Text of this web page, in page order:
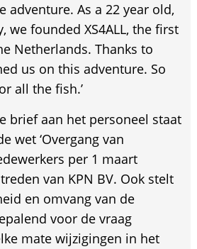
adventure. As a 22 year old,
we founded XS4ALL, the first
Netherlands. Thanks to
us on this adventure. So
all the fish.’
brief aan het personeel staat
wet ‘Overgang van
per 1 maart
van KPN BV. Ook stelt
en omvang van de
voor de vraag
mate wijzigingen in het